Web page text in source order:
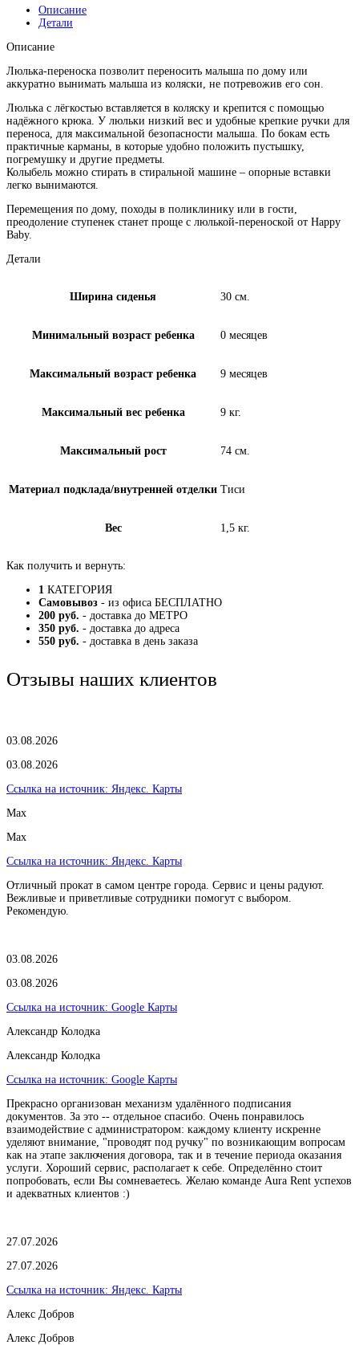
Описание
Детали
Описание
Люлька-переноска позволит переносить малыша по дому или
аккуратно вынимать малыша из коляски, не потревожив его сон.
Люлька с лёгкостью вставляется в коляску и крепится с помощью
надёжного крюка. У люльки низкий вес и удобные крепкие ручки для
переноса, для максимальной безопасности малыша. По бокам есть
практичные карманы, в которые удобно положить пустышку,
погремушку и другие предметы.
Колыбель можно стирать в стиральной машине – опорные вставки
легко вынимаются.
Перемещения по дому, походы в поликлинику или в гости,
преодоление ступенек станет проще с люлькой-переноской от Happy
Baby.
Детали
Ширина сиденья 30 см.
Минимальный возраст ребенка 0 месяцев
Максимальный возраст ребенка 9 месяцев
Максимальный вес ребенка 9 кг.
Максимальный рост 74 см.
Материал подклада/внутренней отделки Тиси
Вес 1,5 кг.
Как получить и вернуть:
1 КАТЕГОРИЯ
Самовывоз - из офиса БЕСПЛАТНО
200 руб. - доставка до МЕТРО
350 руб. - доставка до адреса
550 руб. - доставка в день заказа
Отзывы наших клиентов
03.08.2026
03.08.2026
Ссылка на источник: Яндекс. Карты
Max
Max
Ссылка на источник: Яндекс. Карты
Отличный прокат в самом центре города. Сервис и цены радуют.
Вежливые и приветливые сотрудники помогут с выбором.
Рекомендую.
03.08.2026
03.08.2026
Ссылка на источник: Google Карты
Александр Колодка
Александр Колодка
Ссылка на источник: Google Карты
Прекрасно организован механизм удалённого подписания
документов. За это -- отдельное спасибо. Очень понравилось
взаимодействие с администратором: каждому клиенту искренне
уделяют внимание, "проводят под ручку" по возникающим вопросам
как на этапе заключения договора, так и в течение периода оказания
услуги. Хороший сервис, располагает к себе. Определённо стоит
попробовать, если Вы сомневаетесь. Желаю команде Aura Rent успехов
и адекватных клиентов :)
27.07.2026
27.07.2026
Ссылка на источник: Яндекс. Карты
Алекс Добров
Алекс Добров